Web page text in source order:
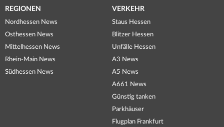
REGIONEN
Nordhessen News
Osthessen News
Mittelhessen News
Rhein-Main News
Südhessen News
VERKEHR
Staus Hessen
Blitzer Hessen
Unfälle Hessen
A3 News
A5 News
A661 News
Günstig tanken
Parkhäuser
Flugplan Frankfurt